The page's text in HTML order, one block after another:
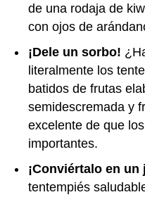
de una rodaja de
con ojos de
¡Dele un sorbo!
literalmente los
batidos de frutas
semidescremada y
excelente de que
importantes.
¡Conviértalo en un
tentempiés